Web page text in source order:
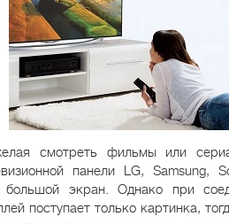
смотреть фильмы или
панели LG, Samsung,
экран. Однако при
поступает только картинка,